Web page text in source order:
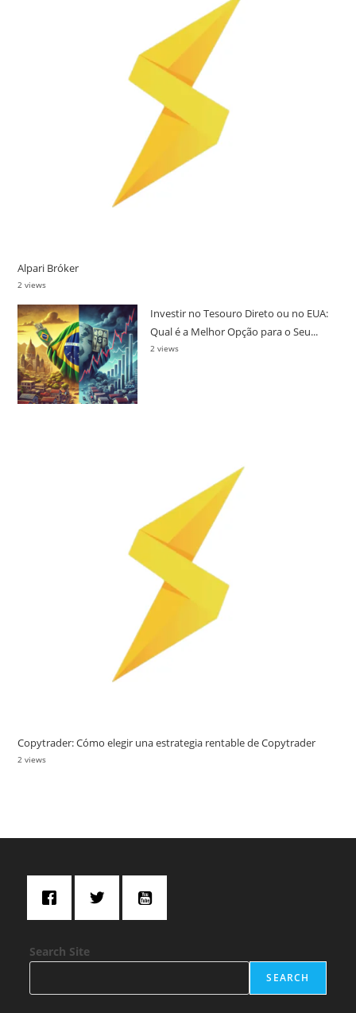
Alpari Bróker
2 views
Investir no Tesouro Direto ou no EUA:
Qual é a Melhor Opção para o Seu...
2 views
Copytrader: Cómo elegir una estrategia rentable de Copytrader
2 views
Search Site
SEARCH